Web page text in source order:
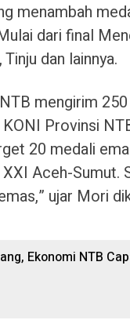
menambah
dari final
dan lainnya.
mengirim
Provinsi
20 medali
Aceh-Sumut.
ujar Mori
Ekonomi NTB